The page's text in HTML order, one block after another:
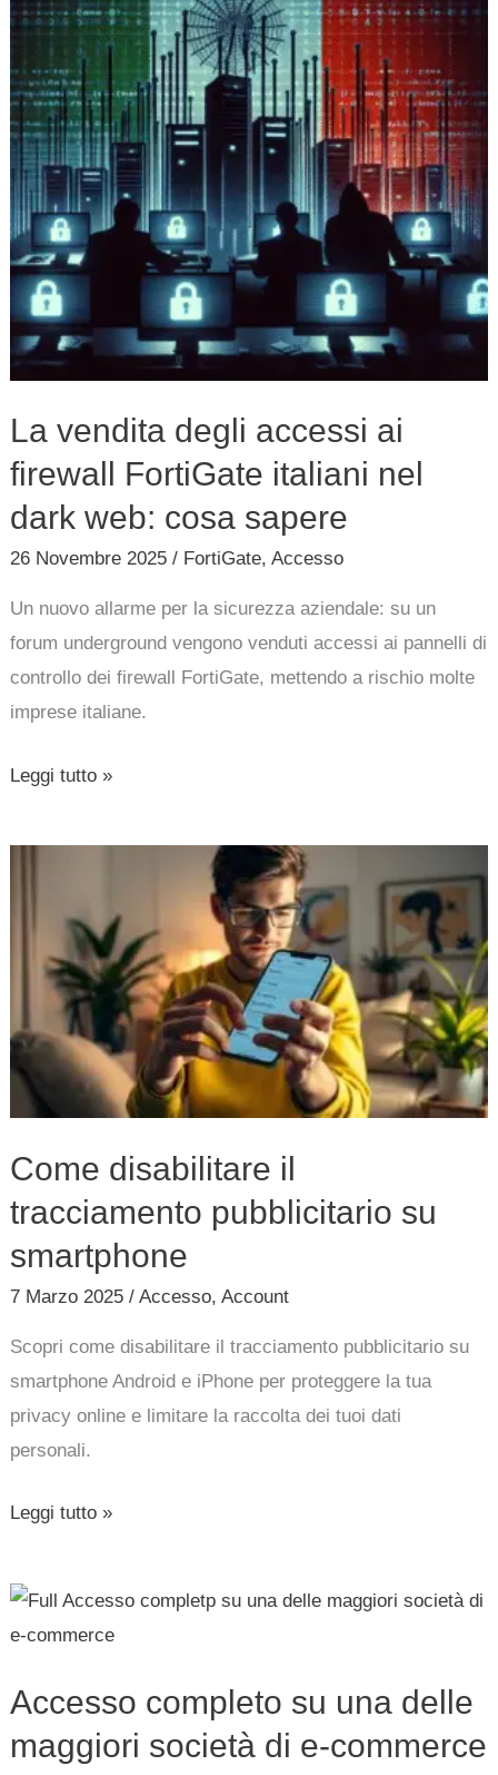
La vendita degli accessi ai
firewall FortiGate italiani nel
dark web: cosa sapere
26 Novembre 2025/ FortiGate,Accesso
Un nuovo allarme per la sicurezza aziendale: su un
forum underground vengono venduti accessi ai pannelli di
controllo dei firewall FortiGate, mettendo a rischio molte
imprese italiane.
accessi
firewall
FortiGate
italiani
nel
dark
web:
cosa
sapere
Leggi tutto »
Come disabilitare il
tracciamento pubblicitario su
smartphone
7 Marzo 2025/Accesso,Account
Scopri come disabilitare il tracciamento pubblicitario su
smartphone Android e iPhone per proteggere la tua
privacy online e limitare la raccolta dei tuoi dati
personali.
tracciamento
pubblicitario
su
smartphone
Leggi tutto »
Accesso completo su una delle
maggiori società di e-commerce
Accesso
completo
una
delle